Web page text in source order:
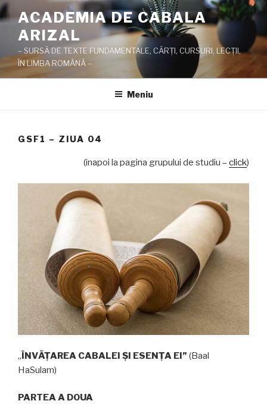
Sari
la
conținut
ACADEMIA DE CABALA
ARIZAL
– SURSĂ DE TEXTE FUNDAMENTALE, CĂRŢI, CURSURI, LECŢII,
ÎN LIMBA ROMÂNĂ –
Meniu
GSF1 – ZIUA 04
(inapoi la pagina grupului de studiu – click)
„ÎNVĂȚAREA CABALEI ŞI ESENȚA EI” (Baal
HaSulam)
PARTEA A DOUA